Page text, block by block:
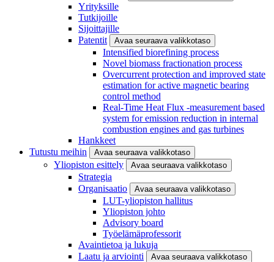
Yrityksille
Tutkijoille
Sijoittajille
Patentit
Avaa seuraava valikkotaso
Intensified biorefining process
Novel biomass fractionation process
Overcurrent protection and improved state
estimation for active magnetic bearing
control method
Real-Time Heat Flux -measurement based
system for emission reduction in internal
combustion engines and gas turbines
Hankkeet
Tutustu meihin
Avaa seuraava valikkotaso
Yliopiston esittely Avaa seuraava valikkotaso
Strategia
Organisaatio
Avaa seuraava valikkotaso
LUT-yliopiston hallitus
Yliopiston johto
Advisory board
Työelämäprofessorit
Avaintietoa ja lukuja
Laatu ja arviointi
Avaa seuraava valikkotaso